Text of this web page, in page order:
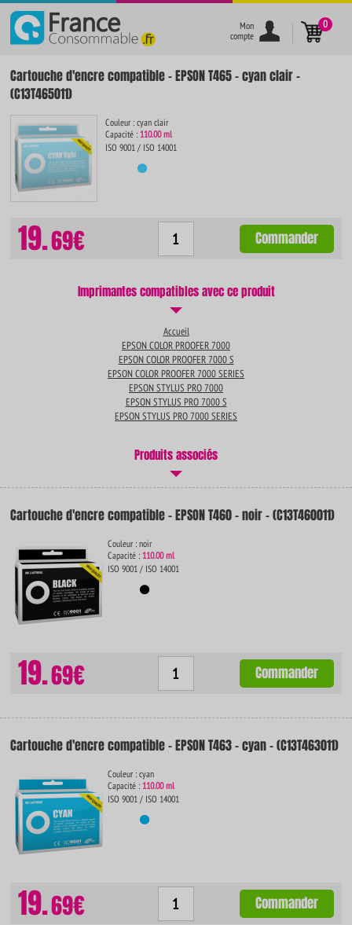
}
Mon
compte
0
Cartouche d'encre compatible - EPSON T465 - cyan clair -
(C13T465011)
Couleur : cyan clair
Capacité : 110.00 ml
ISO 9001 / ISO 14001
19.69€ Commander
Imprimantes compatibles avec ce produit
Accueil
EPSON COLOR PROOFER 7000
EPSON COLOR PROOFER 7000 S
EPSON COLOR PROOFER 7000 SERIES
EPSON STYLUS PRO 7000
EPSON STYLUS PRO 7000 S
EPSON STYLUS PRO 7000 SERIES
Produits associés
Cartouche d'encre compatible - EPSON T460 - noir - (C13T460011)
Couleur : noir
Capacité : 110.00 ml
ISO 9001 / ISO 14001
19.69€ Commander
Cartouche d'encre compatible - EPSON T463 - cyan - (C13T463011)
Couleur : cyan
Capacité : 110.00 ml
ISO 9001 / ISO 14001
19.69€ Commander